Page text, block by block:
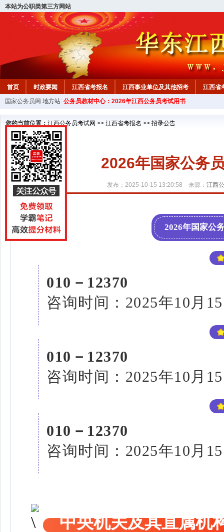
本站为公职类第三方网站
首页 时政要闻 江西省考报名 江西事业单位及其他招考 江西省
教材中心
国家公务员网 地方站: 公务员教材中心：2026年江西公务员考试用书
您的当前位置： 江西公务员考试网 >> 江西省考报名 >> 招录公告
2026年国家公务
发布：2025-10-15 13:20:58 来源： 江西
2026年国家公
010－12370
咨询时间：2025年10月
010－12370
咨询时间：2025年10月
010－12370
咨询时间：2025年10月
中央机关及其直属机